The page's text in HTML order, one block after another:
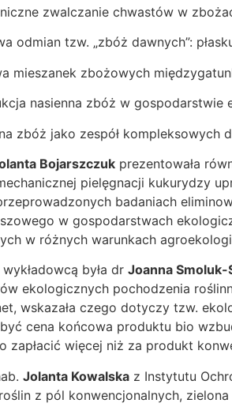
zwalczanie chwastów w
odmian tzw. „zbóż dawnych”:
mieszanek zbożowych
nasienna zbóż w gospodarstwie
zbóż jako zespół
Bojarszczuk prezentowała
pielęgnacji kukurydzy
badaniach
w gospodarstwach
w różnych warunkach
była dr Joanna Smoluk-
ekologicznych pochodzenia
wskazała czego dotyczy tzw.
cena końcowa produktu bio
zapłacić więcej niż za produkt
Jolanta Kowalska z Instytutu
z pól konwencjonalnych,